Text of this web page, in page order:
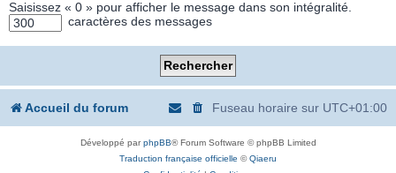
Saisissez « 0 » pour afficher le message dans son intégralité.
caractères des messages
Accueil du forum Fuseau horaire sur UTC+01:00
Développé parphpBB® Forum Software © phpBB Limited
Traduction française officielle ©Qiaeru